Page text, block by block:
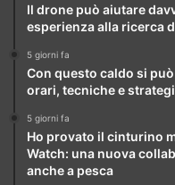
Il drone può aiutare
esperienza alla ricerca
5 giorni fa
Con questo caldo si
orari, tecniche e
5 giorni fa
Ho provato il cinturino
Watch: una nuova
anche a pesca